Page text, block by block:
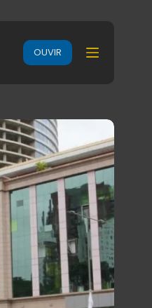
OUVIR